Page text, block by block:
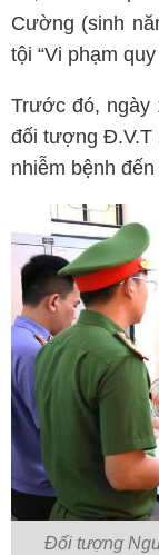
Cường (sinh
tội “Vi phạm
Trước đó, ngày
đối tượng Đ.V.T
nhiễm bệnh
Đối tượng